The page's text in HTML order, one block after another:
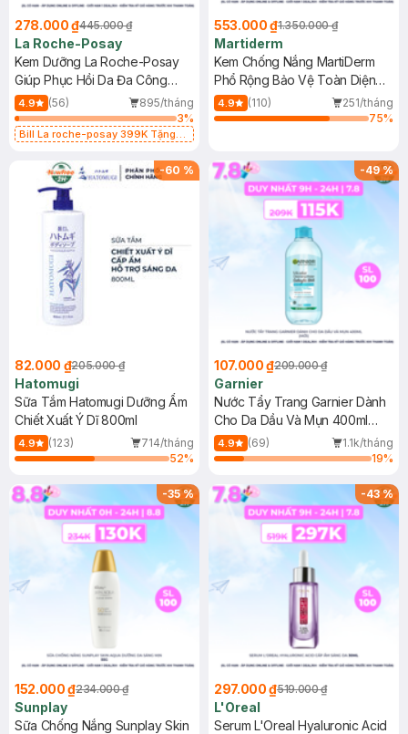
278.000 ₫445.000 ₫
La Roche-Posay
Kem Dưỡng La Roche-Posay
Giúp Phục Hồi Da Đa Công
Dụng 40ml
4.9 (56)
895/tháng
3%
Bill La roche-posay 399K Tặng
(SL có hạn)
553.000 ₫1.350.000 ₫
Martiderm
Kem Chống Nắng MartiDerm
Phổ Rộng Bảo Vệ Toàn Diện
40ml
4.9 (110)
251/tháng
75%
-60 %
82.000 ₫205.000 ₫
Hatomugi
Sữa Tắm Hatomugi Dưỡng Ẩm
Chiết Xuất Ý Dĩ 800ml
4.9 (123)
714/tháng
52%
-49%
107.000 ₫209.000 ₫
Garnier
Nước Tẩy Trang Garnier Dành
Cho Da Dầu Và Mụn 400ml
(Mới)
4.9 (69)
1.1k/tháng
19%
-35%
152.000 ₫234.000 ₫
Sunplay
Sữa Chống Nắng Sunplay Skin
-43%
297.000 ₫519.000 ₫
L'Oreal
Serum L'Oreal Hyaluronic Acid